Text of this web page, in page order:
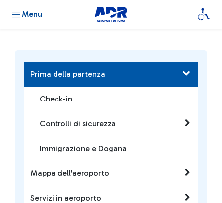
Menu
Prima della partenza
Check-in
Controlli di sicurezza
Immigrazione e Dogana
Mappa dell'aeroporto
Servizi in aeroporto